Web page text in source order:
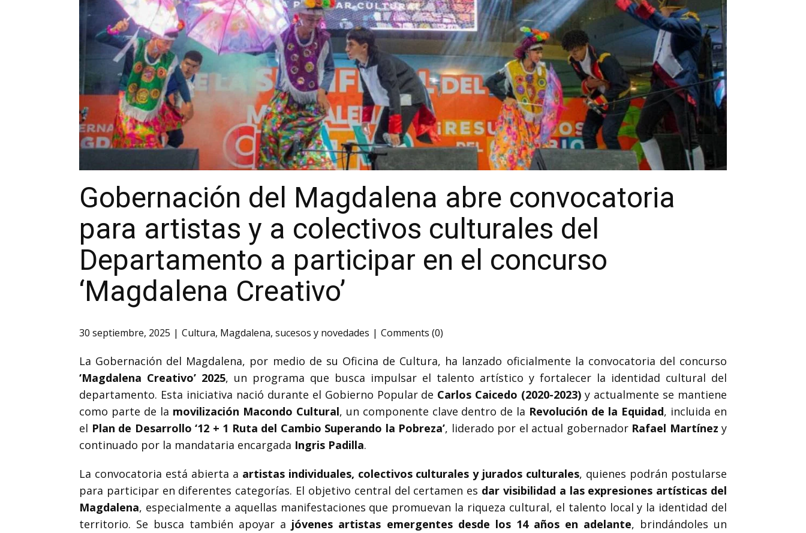
Gobernación del Magdalena abre convocatoria
para artistas y a colectivos culturales del
Departamento a participar en el concurso
‘Magdalena Creativo’
30 septiembre, 2025 Cultura, Magdalena, sucesos y novedades Comments (0)
La Gobernación del Magdalena, por medio de su Oficina de Cultura, ha lanzado oficialmente la convocatoria del concurso
‘Magdalena Creativo’ 2025, un programa que busca impulsar el talento artístico y fortalecer la identidad cultural del
departamento. Esta iniciativa nació durante el Gobierno Popular de Carlos Caicedo (2020-2023) y actualmente se mantiene
como parte de la movilización Macondo Cultural, un componente clave dentro de la Revolución de la Equidad, incluida en
el Plan de Desarrollo ‘12 + 1 Ruta del Cambio Superando la Pobreza’, liderado por el actual gobernador Rafael Martínez y
continuado por la mandataria encargada Ingris Padilla.
La convocatoria está abierta a artistas individuales, colectivos culturales y jurados culturales, quienes podrán postularse
para participar en diferentes categorías. El objetivo central del certamen es dar visibilidad a las expresiones artísticas del
Magdalena, especialmente a aquellas manifestaciones que promuevan la riqueza cultural, el talento local y la identidad del
territorio. Se busca también apoyar a jóvenes artistas emergentes desde los 14 años en adelante, brindándoles un